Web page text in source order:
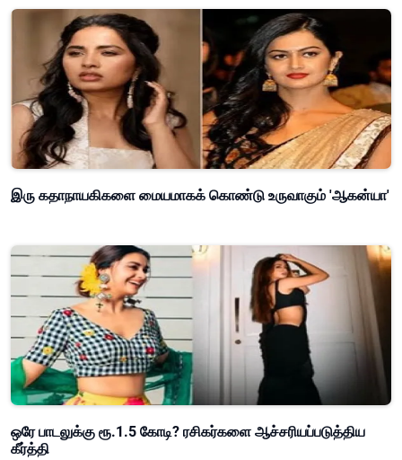
இரு கதாநாயகிகளை மையமாகக் கொண்டு உருவாகும் 'ஆகன்யா'
ஒரே பாடலுக்கு ரூ.1.5 கோடி? ரசிகர்களை ஆச்சரியப்படுத்திய
கீர்த்தி